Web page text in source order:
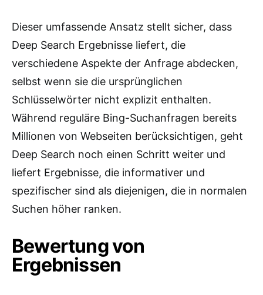
Dieser umfassende Ansatz stellt sicher, dass
Deep Search Ergebnisse liefert, die
verschiedene Aspekte der Anfrage abdecken,
selbst wenn sie die ursprünglichen
Schlüsselwörter nicht explizit enthalten.
Während reguläre Bing-Suchanfragen bereits
Millionen von Webseiten berücksichtigen, geht
Deep Search noch einen Schritt weiter und
liefert Ergebnisse, die informativer und
spezifischer sind als diejenigen, die in normalen
Suchen höher ranken.
Bewertung von
Ergebnissen